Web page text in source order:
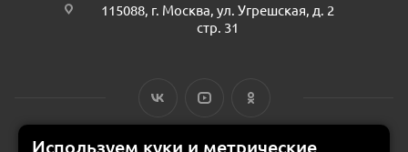
115088, г. Москва, ул. Угрешская, д. 2
стр. 31
Используем куки и метрические